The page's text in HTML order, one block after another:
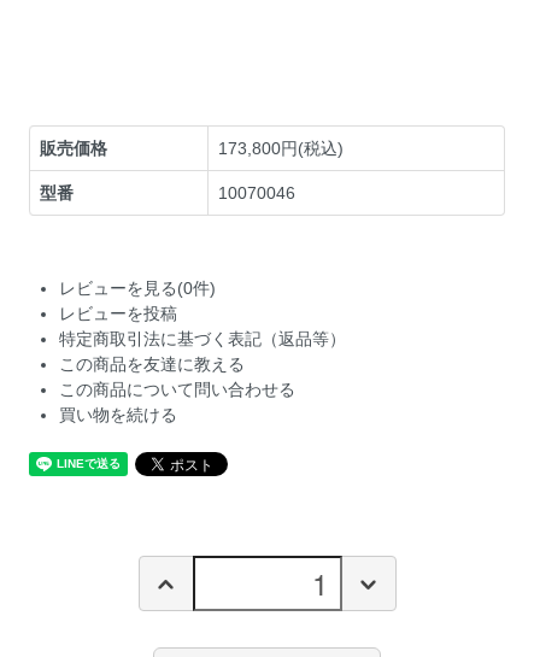
販売価格 173,800円(税込)
型番 10070046
レビューを見る(0件)
レビューを投稿
特定商取引法に基づく表記（返品等）
この商品を友達に教える
この商品について問い合わせる
買い物を続ける